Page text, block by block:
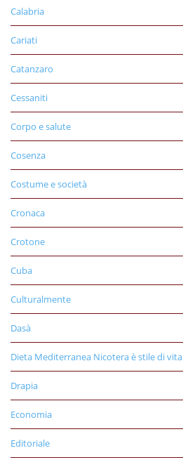
Calabria
Cariati
Catanzaro
Cessaniti
Corpo e salute
Cosenza
Costume e società
Cronaca
Crotone
Cuba
Culturalmente
Dasà
Dieta Mediterranea Nicotera è stile di vita
Drapia
Economia
Editoriale